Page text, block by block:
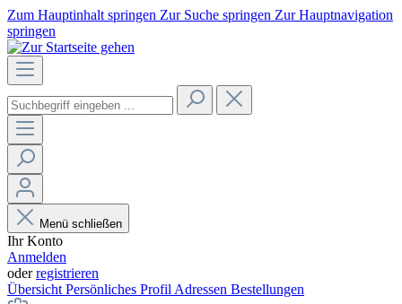
Zum Hauptinhalt springen Zur Suche springen Zur Hauptnavigation
springen
Menü schließen
Ihr Konto
Anmelden
oderregistrieren
Übersicht Persönliches Profil Adressen Bestellungen